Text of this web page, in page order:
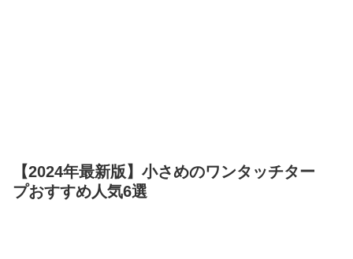
【2024年最新版】小さめのワンタッチター
プおすすめ人気6選